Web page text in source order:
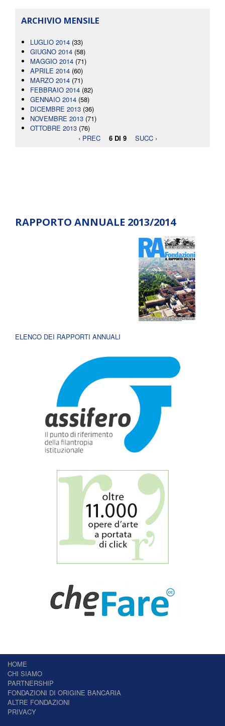
ARCHIVIO MENSILE
LUGLIO 2014 (33)
GIUGNO 2014 (58)
MAGGIO 2014 (71)
APRILE 2014 (60)
MARZO 2014 (71)
FEBBRAIO 2014 (82)
GENNAIO 2014 (58)
DICEMBRE 2013 (36)
NOVEMBRE 2013 (71)
OTTOBRE 2013 (76)
‹ PREC
6 DI 9 SUCC ›
RAPPORTO ANNUALE 2013/2014
ELENCO DEI RAPPORTI ANNUALI
HOME
CHI SIAMO
PARTNERSHIP
FONDAZIONI DI ORIGINE BANCARIA
ALTRE FONDAZIONI
PRIVACY